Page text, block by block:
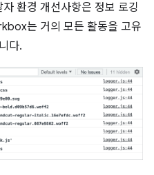
환경 개선사항은 정보 로깅
는 거의 모든 활동을 고유
다.